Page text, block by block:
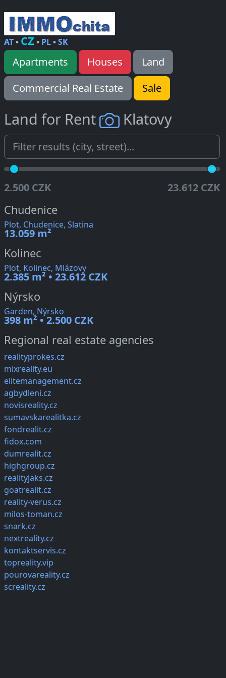
AT• CZ • PL•SK
Apartments Houses
Land
Commercial Real Estate
Sale
Land for Rent Klatovy
2.500 CZK 23.612 CZK
Chudenice
Plot, Chudenice, Slatina
13.059 m²
Kolinec
Plot, Kolinec, Mlázovy
2.385 m² • 23.612 CZK
Nýrsko
Garden, Nýrsko
398 m² • 2.500 CZK
Regional real estate agencies
realityprokes.cz
mixreality.eu
elitemanagement.cz
agbydleni.cz
novisreality.cz
sumavskarealitka.cz
fondrealit.cz
fidox.com
dumrealit.cz
highgroup.cz
realityjaks.cz
goatrealit.cz
reality-verus.cz
milos-toman.cz
snark.cz
nextreality.cz
kontaktservis.cz
topreality.vip
pourovareality.cz
screality.cz